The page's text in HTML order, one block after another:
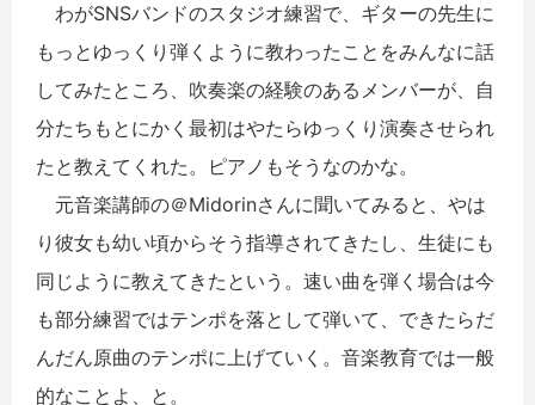
わがSNSバンドのスタジオ練習で、ギターの先生に
もっとゆっくり弾くように教わったことをみんなに話
してみたところ、吹奏楽の経験のあるメンバーが、自
分たちもとにかく最初はやたらゆっくり演奏させられ
たと教えてくれた。ピアノもそうなのかな。
元音楽講師の＠Midorinさんに聞いてみると、やは
り彼女も幼い頃からそう指導されてきたし、生徒にも
同じように教えてきたという。速い曲を弾く場合は今
も部分練習ではテンポを落として弾いて、できたらだ
んだん原曲のテンポに上げていく。音楽教育では一般
的なことよ、と。